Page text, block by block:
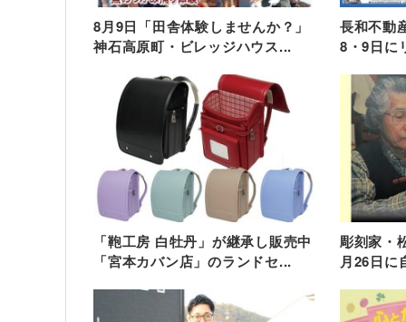
8月9日「田舎体験しませんか？」
神石高原町・ビレッジハウス...
長和不動
8・9日に
「鞄工房 白牡丹」が継承し販売中
「宮本カバン店」のランドセ...
彫刻家・
月26日に